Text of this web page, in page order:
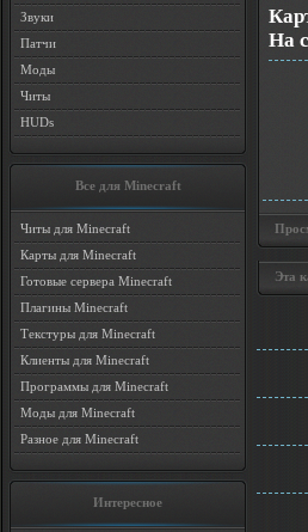
Звуки
Патчи
Моды
Читы
HUDs
Все для Minecraft
Читы для Minecraft
Карты для Minecraft
Готовые сервера Minecraft
Плагины Minecraft
Текстуры для Minecraft
Клиенты для Minecraft
Программы для Minecraft
Моды для Minecraft
Разное для Minecraft
Интересное
На
Эта